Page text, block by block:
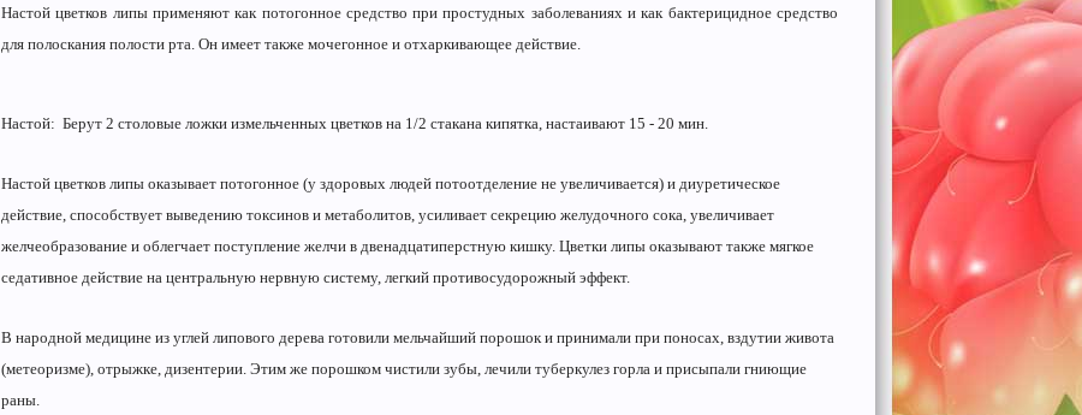
Настой цветков липы применяют как потогонное средство при простудных заболеваниях и как бактерицидное средство
для полоскания полости рта. Он имеет также мочегонное и отхаркивающее действие.
Настой: Берут 2 столовые ложки измельченных цветков на 1/2 стакана кипятка, настаивают 15 - 20 мин.
Настой цветков липы оказывает потогонное (у здоровых людей потоотделение не увеличивается) и диуретическое
действие, способствует выведению токсинов и метаболитов, усиливает секрецию желудочного сока, увеличивает
желчеобразование и облегчает поступление желчи в двенадцатиперстную кишку. Цветки липы оказывают также мягкое
седативное действие на центральную нервную систему, легкий противосудорожный эффект.
В народной медицине из углей липового дерева готовили мельчайший порошок и принимали при поносах, вздутии живота
(метеоризме), отрыжке, дизентерии. Этим же порошком чистили зубы, лечили туберкулез горла и присыпали гниющие
раны.